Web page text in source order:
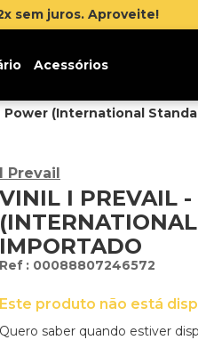
Acessórios
Power (International
I Prevail
VINIL I PREVAIL -
IMPORTADO
: 00088807246572
Este produto não está
Quero saber quando estiver